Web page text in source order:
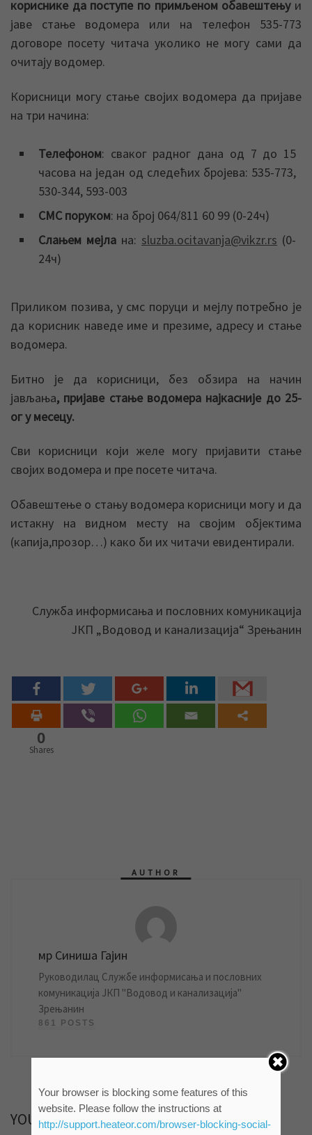
кориснике да поступе по примљеном обавештењуи
јаве стање водомера или на телефон 535-773
договоре посету читача уколико не могу сами да
очитају водомер.
Корисници могу стање својих водомера да пријаве
на три начина:
Телефоном: сваког радног дана од 7 до 15
часова на један од следећих бројева: 535-773,
530-344, 593-003
СМС поруком: на број 064/811 60 99 (0-24ч)
Слањем мејла на: sluzba.ocitavanja@vikzr.rs (0-
24ч)
Приликом позива, у смс поруци и мејлу потребно је
да корисник наведе име и презиме, адресу и стање
водомера.
Битно је да корисници, без обзира на начин
јављања, пријаве стање водомера најкасније до 25-
ог у месецу.
Сви корисници који желе могу пријавити стање
својих водомера и пре посете читача.
Обавештење о стању водомера корисници могу и да
истакну на видном месту на својим објектима
(капија,прозор…) како би их читачи евидентирали.
Служба информисања и пословних комуникација
ЈКП „Водовод и канализација“ Зрењанин
0
Shares
AUTHOR
мр Синиша Гајин
Руководилац Службе информисања и пословних
комуникација ЈКП "Водовод и канализација"
Зрењанин
861 POSTS
YOU MAY ALSO LIKE
Your browser is blocking some features of this
website. Please follow the instructions at
http://support.heateor.com/browser-blocking-social-